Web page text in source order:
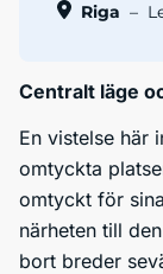
Riga –
Centralt läge
En vistelse här
omtyckta
omtyckt för
närheten till
bort breder